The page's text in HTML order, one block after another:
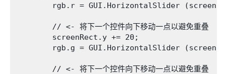
rgb.r = GUI.HorizontalSlider
        // <- 将下一个控件向下移动一点以避免重叠
        screenRect.y += 20;
rgb.g = GUI.HorizontalSlider
        // <- 将下一个控件向下移动一点以避免重叠